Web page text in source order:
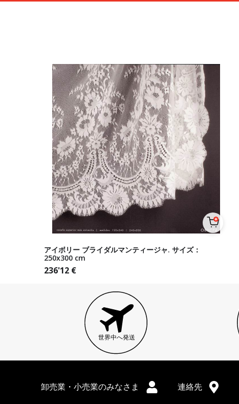
アイボリー ブライダルマンティージャ. サイズ：
250x300 cm
236'12 €
世界中へ発送
卸売業・小売業のみなさま 連絡先